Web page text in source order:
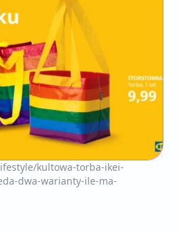
kultowa-torba-ikei-
dwa-warianty-ile-ma-